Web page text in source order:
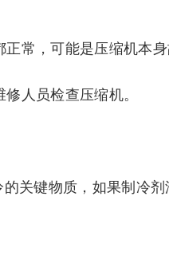
常，可能是压缩机本身
人员检查压缩机。
关键物质，如果制冷